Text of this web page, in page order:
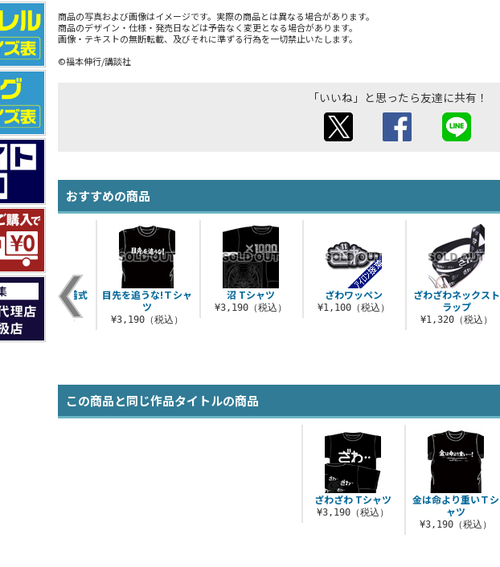
商品の写真および画像はイメージです。実際の商品とは異なる場合があります。
商品のデザイン・仕様・発売日などは予告なく変更となる場合があります。
画像・テキストの無断転載、及びそれに準ずる行為を一切禁止いたします。
©福本伸行/講談社
「いいね」と思ったら友達に共有！
おすすめの商品
ざわワッペン
¥1,100（税込）
ざわざわネックスト
ラップ
¥1,320（税込）
帝愛グループ脱着式
ワッペン
¥1,540（税込）
目先を追うな!Ｔシャ
ツ
¥3,190（税込）
沼 Tシャツ
¥3,190（税込）
この商品と同じ作品タイトルの商品
ざわざわ Tシャツ
¥3,190（税込）
金は命より重いＴシ
ャツ
¥3,190（税込）